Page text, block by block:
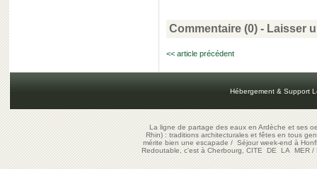
Commentaire (0) - Laisser
<< article précédent
Hébergement & Support
La ligne de partage des eaux en Ardèche et ses
Rhin) : traditions architecturales et fêtes en tous
mérite bien une escapade/Séjour week-end à
Redoutable, c'est à Cherbourg, CITE DE LA MER/